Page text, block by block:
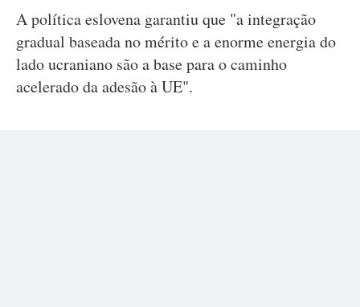
A política eslovena garantiu que "a integração
gradual baseada no mérito e a enorme energia do
lado ucraniano são a base para o caminho
acelerado da adesão à UE".